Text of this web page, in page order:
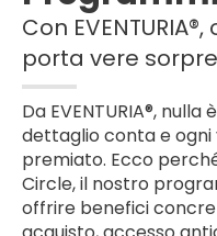
Con
porta vere
Da EVENTURIA®,
dettaglio conta e
premiato. Ecco
Circle, il nostro
offrire benefici